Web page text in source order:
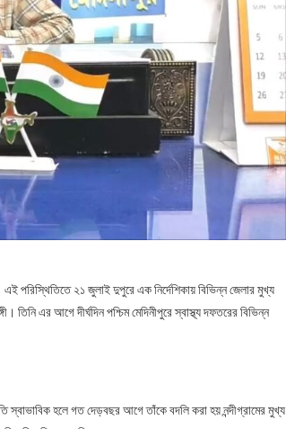
পরিস্থিতিতে ২১ জুলাই দুপুরে এক নির্দেশিকায় বিভিন্ন জেলার মুখ্য
তিনি এর আগে দীর্ঘদিন পশ্চিম মেদিনীপুরে স্বাস্থ্য দফতরের বিভিন্ন
স্বাভাবিক হলে গত দেড়বছর আগে তাঁকে বদলি করা হয় নন্দীগ্রামের মুখ্য